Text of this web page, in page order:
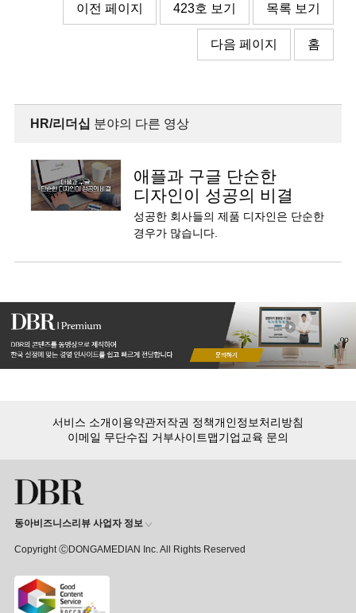
이전 페이지 423호 보기 목록 보기
다음 페이지 홈
HR/리더십 분야의 다른 영상
애플과 구글 단순한
디자인이 성공의 비결
성공한 회사들의 제품 디자인은 단순한
경우가 많습니다.
감각적인 디자인으로 유명한 애플 역시
서비스 소개이용약관저작권 정책개인정보처리방침
이메일 무단수집 거부사이트맵기업교육 문의
동아비즈니스리뷰 사업자 정보
Copyright ⒸDONGAMEDIAN Inc. All Rights Reserved